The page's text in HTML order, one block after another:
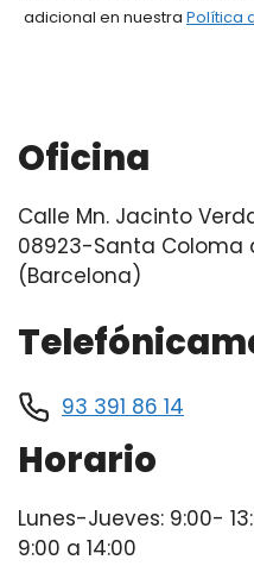
Oficina
Calle Mn. Jacinto
08923-Santa Coloma
(Barcelona)
93 391 86 14
Horario
Lunes-Jueves: 9:00-
9:00 a 14:00
adicional en nuestra Política